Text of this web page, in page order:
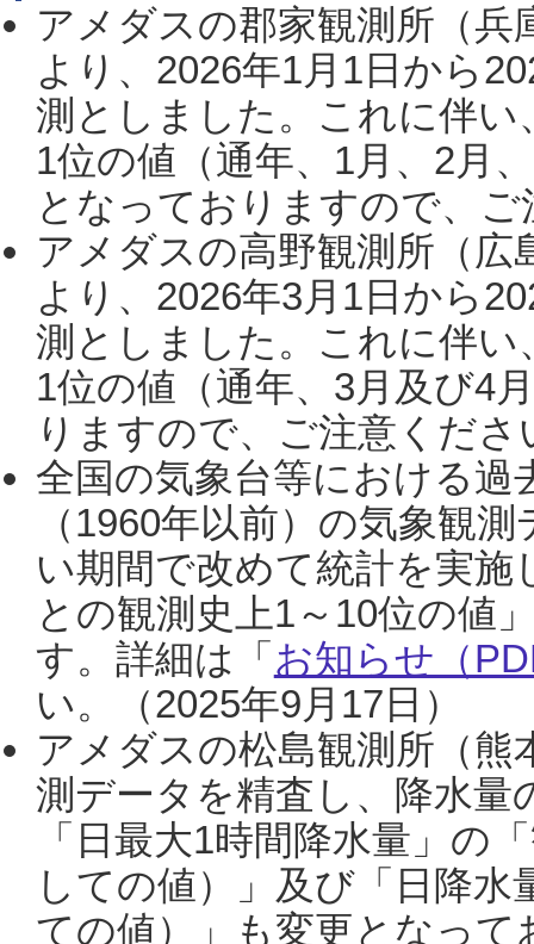
アメダスの郡家観測所（
より、2026年1月1日から
測としました。これに伴い
1位の値（通年、1月、2月
となっておりますので、
アメダスの高野観測所（
より、2026年3月1日から
測としました。これに伴い
1位の値（通年、3月及び4
りますので、ご注意くだ
全国の気象台等における過
（1960年以前）の気象観
い期間で改めて統計を実
との観測史上1～10位の値
す。詳細は「 お知らせ（
い。（2025年9月17日）
アメダスの松島観測所（熊
測データを精査し、降水
「日最大1時間降水量」の
しての値）」及び「日降
ての値）」も変更となっ